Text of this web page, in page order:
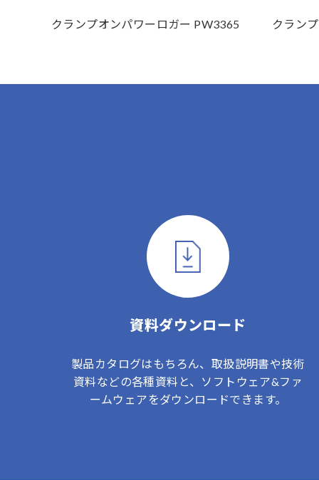
クランプオンパワーロガー PW3365 クラン
資料ダウンロード
製品カタログはもちろん、取扱説明書や技術
資料などの各種資料と、ソフトウェア&ファ
ームウェアをダウンロードできます。